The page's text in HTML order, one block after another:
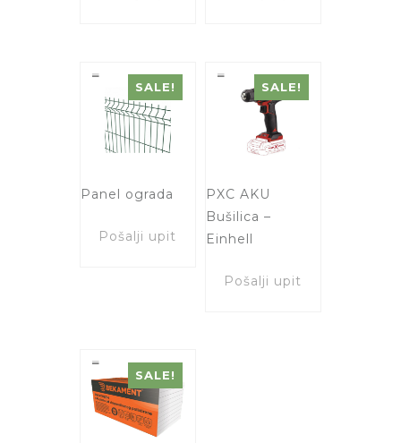
SALE!
Panel ograda
Pošalji upit
SALE!
PXC AKU
Bušilica –
Einhell
Pošalji upit
SALE!